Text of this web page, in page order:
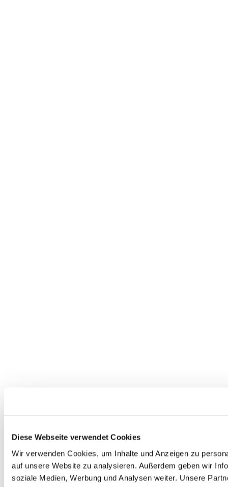
Diese Webseite verwendet Cookies
Wir verwenden Cookies, um Inhalte und Anzeigen zu
auf unsere Website zu analysieren. Außerdem geben wir
soziale Medien, Werbung und Analysen weiter. Unsere